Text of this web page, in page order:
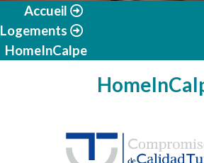
Accueil
Logements
HomeInCalpe